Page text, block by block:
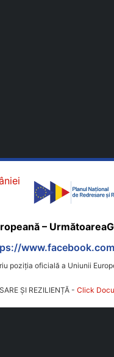
–
poziția oficială a Uniunii
ȘI REZILIENȚĂ - Click